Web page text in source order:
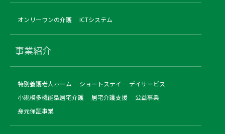
オンリーワンの介護 ICTシステム
事業紹介
特別養護老人ホーム ショートステイ
デイサービス
小規模多機能型居宅介護
居宅介護支援
公益事業
身元保証事業